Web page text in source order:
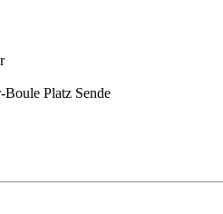
Platz Sende